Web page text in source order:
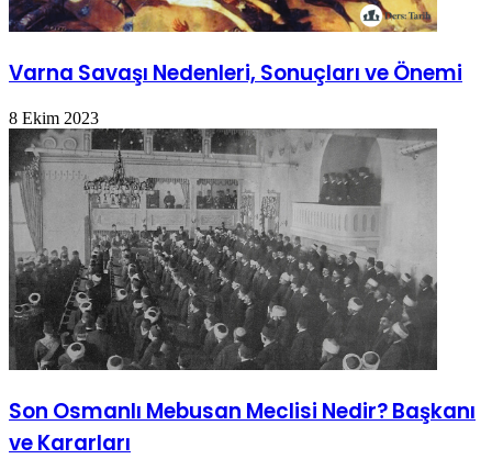
Varna Savaşı Nedenleri, Sonuçları ve Önemi
8 Ekim 2023
Son Osmanlı Mebusan Meclisi Nedir? Başkanı
ve Kararları